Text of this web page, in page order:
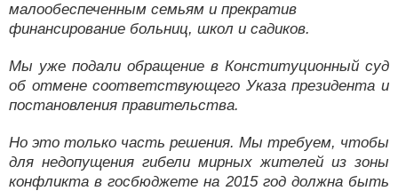
малообеспеченным семьям и прекратив
финансирование больниц, школ и садиков.
Мы уже подали обращение в Конституционный суд
об отмене соответствующего Указа президента и
постановления правительства.
Но это только часть решения. Мы требуем, чтобы
для недопущения гибели мирных жителей из зоны
конфликта в госбюджете на 2015 год должна быть